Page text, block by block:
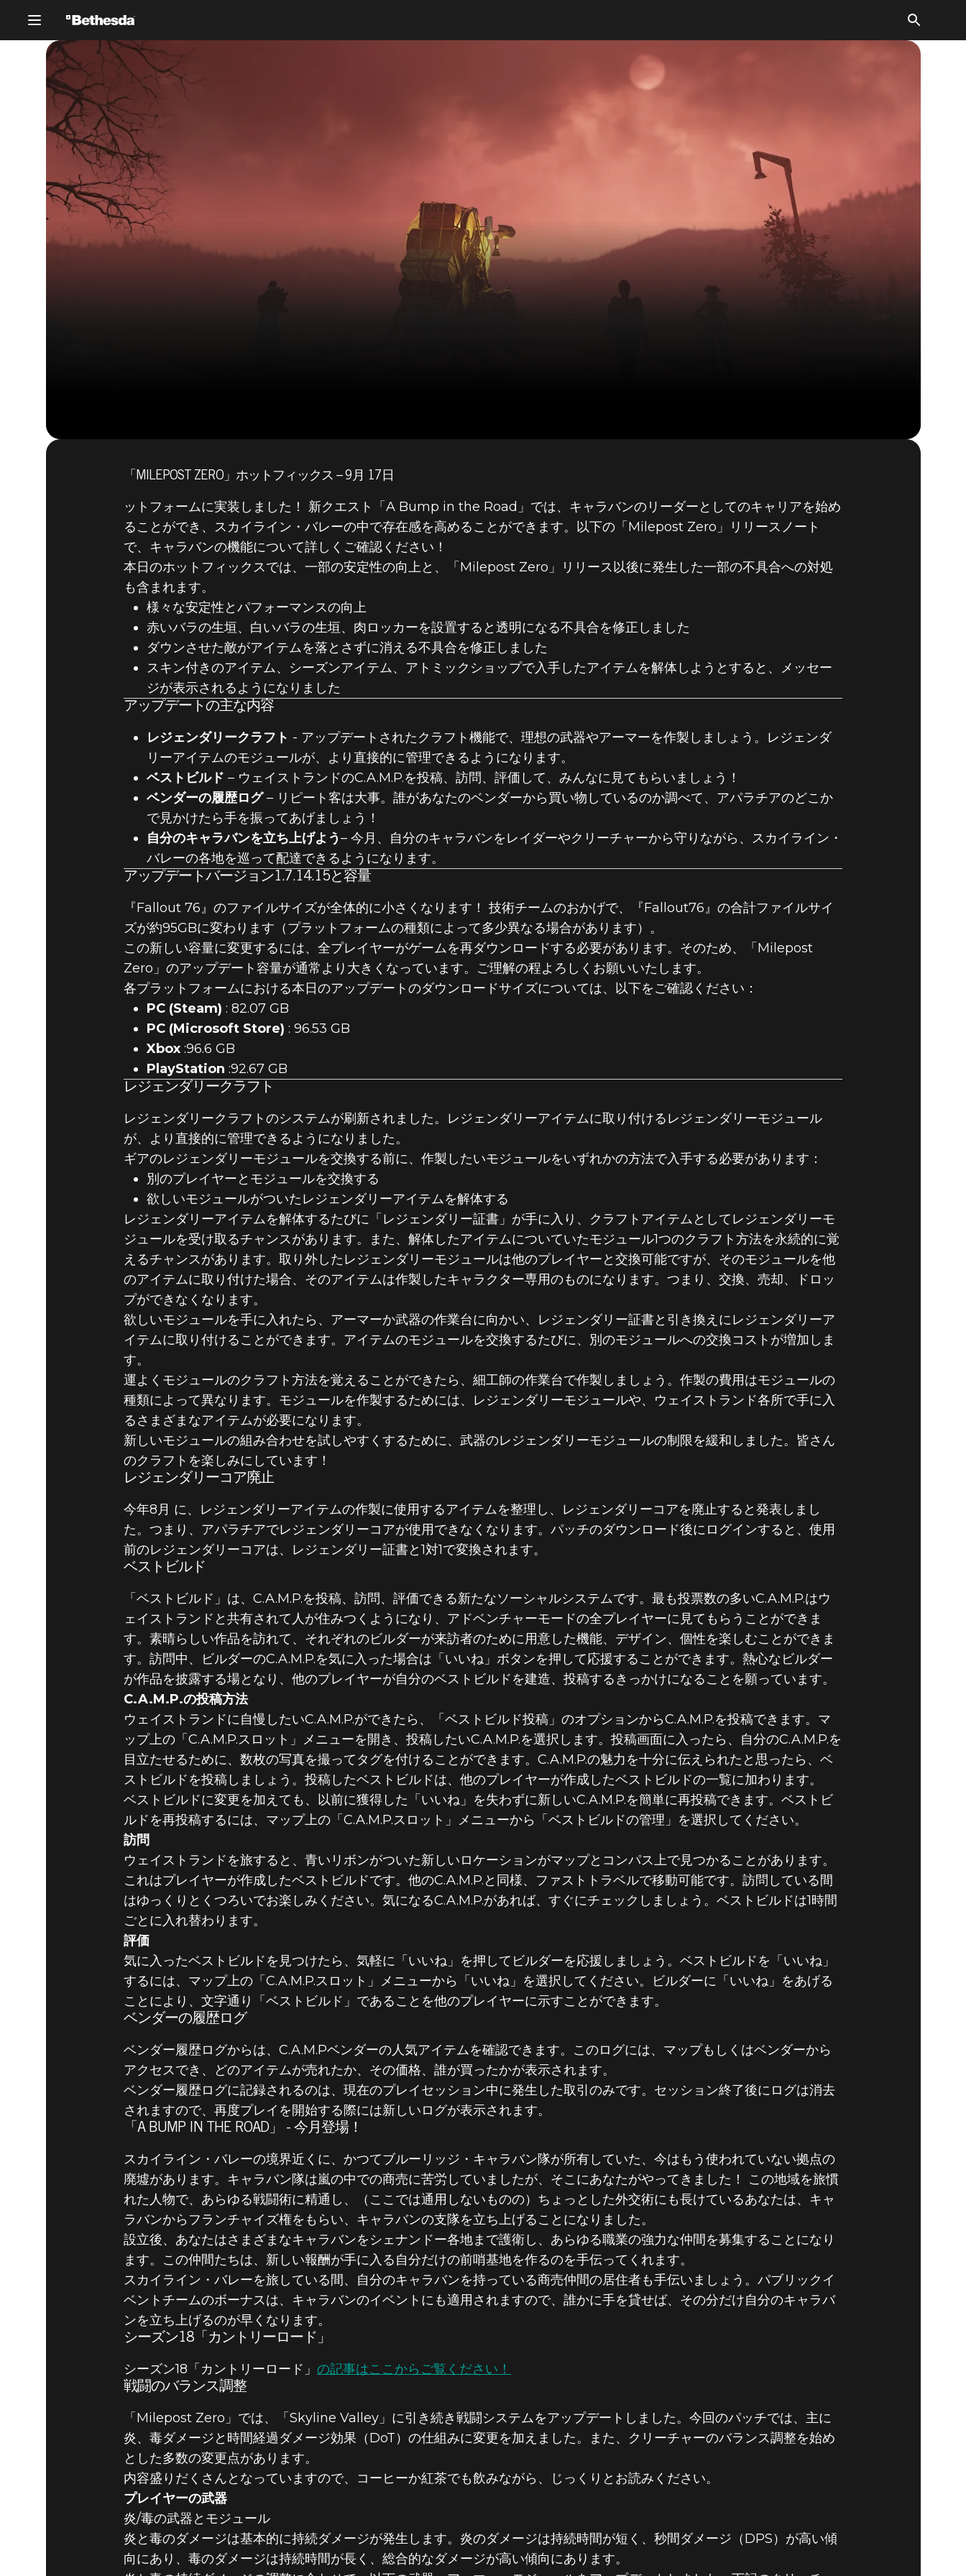
BUY
GAME
2024年9月17日
「MILEPOST ZERO」リリースノー
「MILEPOST ZERO」ホットフィックス – 9月 17日
ットフォームに実装しました！ 新クエスト「A Bump in the Road」では、キャラバンのリーダーとしてのキャリアを始め
ることができ、スカイライン・バレーの中で存在感を高めることができます。以下の「Milepost Zero」リリースノート
で、キャラバンの機能について詳しくご確認ください！
本日のホットフィックスでは、一部の安定性の向上と、「Milepost Zero」リリース以後に発生した一部の不具合への対処
も含まれます。
様々な安定性とパフォーマンスの向上
赤いバラの生垣、白いバラの生垣、肉ロッカーを設置すると透明になる不具合を修正しました
ダウンさせた敵がアイテムを落とさずに消える不具合を修正しました
スキン付きのアイテム、シーズンアイテム、アトミックショップで入手したアイテムを解体しようとすると、メッセー
ジが表示されるようになりました
アップデートの主な内容
レジェンダリークラフト - アップデートされたクラフト機能で、理想の武器やアーマーを作製しましょう。レジェンダ
リーアイテムのモジュールが、より直接的に管理できるようになります。
ベストビルド – ウェイストランドのC.A.M.P.を投稿、訪問、評価して、みんなに見てもらいましょう！
ベンダーの履歴ログ– リピート客は大事。誰があなたのベンダーから買い物しているのか調べて、アパラチアのどこか
で見かけたら手を振ってあげましょう！
自分のキャラバンを立ち上げよう– 今月、自分のキャラバンをレイダーやクリーチャーから守りながら、スカイライン・
バレーの各地を巡って配達できるようになります。
アップデートバージョン1.7.14.15と容量
『Fallout 76』のファイルサイズが全体的に小さくなります！ 技術チームのおかげで、『Fallout76』の合計ファイルサイ
ズが約95GBに変わります（プラットフォームの種類によって多少異なる場合があります）。
この新しい容量に変更するには、全プレイヤーがゲームを再ダウンロードする必要があります。そのため、「Milepost
Zero」のアップデート容量が通常より大きくなっています。ご理解の程よろしくお願いいたします。
各プラットフォームにおける本日のアップデートのダウンロードサイズについては、以下をご確認ください：
PC (Steam) : 82.07 GB
PC (Microsoft Store) : 96.53 GB
Xbox :96.6 GB
PlayStation :92.67 GB
レジェンダリークラフト
レジェンダリークラフトのシステムが刷新されました。レジェンダリーアイテムに取り付けるレジェンダリーモジュール
が、より直接的に管理できるようになりました。
ギアのレジェンダリーモジュールを交換する前に、作製したいモジュールをいずれかの方法で入手する必要があります：
別のプレイヤーとモジュールを交換する
欲しいモジュールがついたレジェンダリーアイテムを解体する
レジェンダリーアイテムを解体するたびに「レジェンダリー証書」が手に入り、クラフトアイテムとしてレジェンダリーモ
ジュールを受け取るチャンスがあります。また、解体したアイテムについていたモジュール1つのクラフト方法を永続的に覚
えるチャンスがあります。取り外したレジェンダリーモジュールは他のプレイヤーと交換可能ですが、そのモジュールを他
のアイテムに取り付けた場合、そのアイテムは作製したキャラクター専用のものになります。つまり、交換、売却、ドロッ
プができなくなります。
欲しいモジュールを手に入れたら、アーマーか武器の作業台に向かい、レジェンダリー証書と引き換えにレジェンダリーア
イテムに取り付けることができます。アイテムのモジュールを交換するたびに、別のモジュールへの交換コストが増加しま
す。
運よくモジュールのクラフト方法を覚えることができたら、細工師の作業台で作製しましょう。作製の費用はモジュールの
種類によって異なります。モジュールを作製するためには、レジェンダリーモジュールや、ウェイストランド各所で手に入
るさまざまなアイテムが必要になります。
新しいモジュールの組み合わせを試しやすくするために、武器のレジェンダリーモジュールの制限を緩和しました。皆さん
のクラフトを楽しみにしています！
レジェンダリーコア廃止
今年8月 に、レジェンダリーアイテムの作製に使用するアイテムを整理し、レジェンダリーコアを廃止すると発表しまし
た。つまり、アパラチアでレジェンダリーコアが使用できなくなります。パッチのダウンロード後にログインすると、使用
前のレジェンダリーコアは、レジェンダリー証書と1対1で変換されます。
ベストビルド
「ベストビルド」は、C.A.M.P.を投稿、訪問、評価できる新たなソーシャルシステムです。最も投票数の多いC.A.M.P.はウ
ェイストランドと共有されて人が住みつくようになり、アドベンチャーモードの全プレイヤーに見てもらうことができま
す。素晴らしい作品を訪れて、それぞれのビルダーが来訪者のために用意した機能、デザイン、個性を楽しむことができま
す。訪問中、ビルダーのC.A.M.P.を気に入った場合は「いいね」ボタンを押して応援することができます。熱心なビルダー
が作品を披露する場となり、他のプレイヤーが自分のベストビルドを建造、投稿するきっかけになることを願っています。
C.A.M.P.の投稿方法
ウェイストランドに自慢したいC.A.M.P.ができたら、「ベストビルド投稿」のオプションからC.A.M.P.を投稿できます。マ
ップ上の「C.A.M.P.スロット」メニューを開き、投稿したいC.A.M.P.を選択します。投稿画面に入ったら、自分のC.A.M.P.を
目立たせるために、数枚の写真を撮ってタグを付けることができます。C.A.M.P.の魅力を十分に伝えられたと思ったら、ベ
ストビルドを投稿しましょう。投稿したベストビルドは、他のプレイヤーが作成したベストビルドの一覧に加わります。
ベストビルドに変更を加えても、以前に獲得した「いいね」を失わずに新しいC.A.M.P.を簡単に再投稿できます。ベストビ
ルドを再投稿するには、マップ上の「C.A.M.P.スロット」メニューから「ベストビルドの管理」を選択してください。
訪問
ウェイストランドを旅すると、青いリボンがついた新しいロケーションがマップとコンパス上で見つかることがあります。
これはプレイヤーが作成したベストビルドです。他のC.A.M.P.と同様、ファストトラベルで移動可能です。訪問している間
はゆっくりとくつろいでお楽しみください。気になるC.A.M.P.があれば、すぐにチェックしましょう。ベストビルドは1時間
ごとに入れ替わります。
評価
気に入ったベストビルドを見つけたら、気軽に「いいね」を押してビルダーを応援しましょう。ベストビルドを「いいね」
するには、マップ上の「C.A.M.P.スロット」メニューから「いいね」を選択してください。ビルダーに「いいね」をあげる
ことにより、文字通り「ベストビルド」であることを他のプレイヤーに示すことができます。
ベンダーの履歴ログ
ベンダー履歴ログからは、C.A.M.Pベンダーの人気アイテムを確認できます。このログには、マップもしくはベンダーから
アクセスでき、どのアイテムが売れたか、その価格、誰が買ったかが表示されます。
ベンダー履歴ログに記録されるのは、現在のプレイセッション中に発生した取引のみです。セッション終了後にログは消去
されますので、再度プレイを開始する際には新しいログが表示されます。
「A BUMP IN THE ROAD」 - 今月登場！
スカイライン・バレーの境界近くに、かつてブルーリッジ・キャラバン隊が所有していた、今はもう使われていない拠点の
廃墟があります。キャラバン隊は嵐の中での商売に苦労していましたが、そこにあなたがやってきました！ この地域を旅慣
れた人物で、あらゆる戦闘術に精通し、（ここでは通用しないものの）ちょっとした外交術にも長けているあなたは、キャ
ラバンからフランチャイズ権をもらい、キャラバンの支隊を立ち上げることになりました。
設立後、あなたはさまざまなキャラバンをシェナンドー各地まで護衛し、あらゆる職業の強力な仲間を募集することになり
ます。この仲間たちは、新しい報酬が手に入る自分だけの前哨基地を作るのを手伝ってくれます。
スカイライン・バレーを旅している間、自分のキャラバンを持っている商売仲間の居住者も手伝いましょう。パブリックイ
ベントチームのボーナスは、キャラバンのイベントにも適用されますので、誰かに手を貸せば、その分だけ自分のキャラバ
ンを立ち上げるのが早くなります。
シーズン18「カントリーロード」
シーズン18「カントリーロード」 の記事はここからご覧ください！
戦闘のバランス調整
「Milepost Zero」では、「Skyline Valley」に引き続き戦闘システムをアップデートしました。今回のパッチでは、主に
炎、毒ダメージと時間経過ダメージ効果（DoT）の仕組みに変更を加えました。また、クリーチャーのバランス調整を始め
とした多数の変更点があります。
内容盛りだくさんとなっていますので、コーヒーか紅茶でも飲みながら、じっくりとお読みください。
プレイヤーの武器
炎/毒の武器とモジュール
炎と毒のダメージは基本的に持続ダメージが発生します。炎のダメージは持続時間が短く、秒間ダメージ（DPS）が高い傾
向にあり、毒のダメージは持続時間が長く、総合的なダメージが高い傾向にあります。